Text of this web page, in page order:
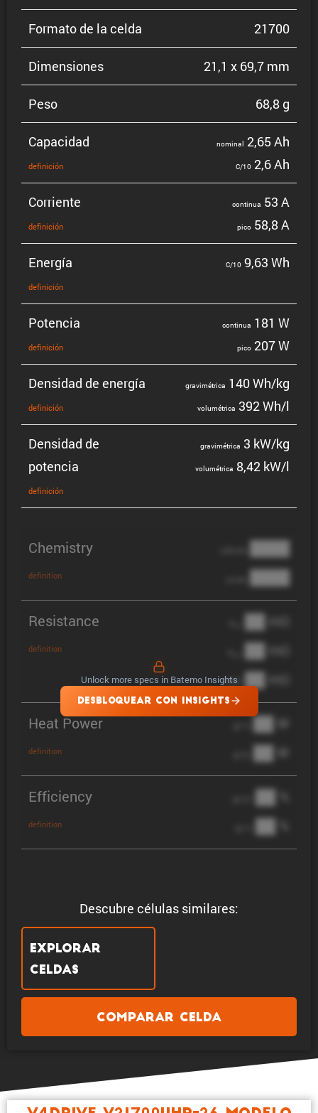
Descubre células similares:
Explorar
celdas
Comparar celda
Formato de la celda 21700
Dimen­siones 21,1 x 69,7 mm
Peso 68,8 g
Capacidad
defini­ción
nominal 2,65 Ah
C/10 2,6 Ah
Corriente
defini­ción
continua 53 A
pico 58,8 A
Energía
defini­ción
C/10 9,63 Wh
Potencia
defini­ción
continua 181 W
pico 207 W
Densidad de energía
defini­ción
gravi­mé­trica 140 Wh/kg
volumé­trica 392 Wh/l
Densidad de
potencia
defini­ción
gravi­mé­trica 3 kW/kg
volumé­trica 8,42 kW/l
Chemistry
definition
████
████
Resistance
definition
██ mΩ
██ mΩ
DCIR ██ mΩ
Heat Power
definition
██ W
██ W
Efficiency
definition
██ %
██ %
Unlock more specs in Batemo Insights
DESBLOQUEAR CON INSIGHTS